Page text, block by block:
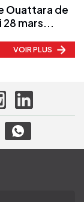
Ouattara de
28 mars...
VOIR PLUS